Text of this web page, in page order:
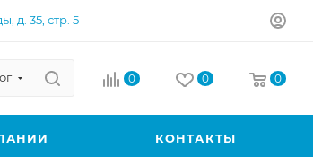
д. 35, стр. 5
0 0 0
КОНТАКТЫ